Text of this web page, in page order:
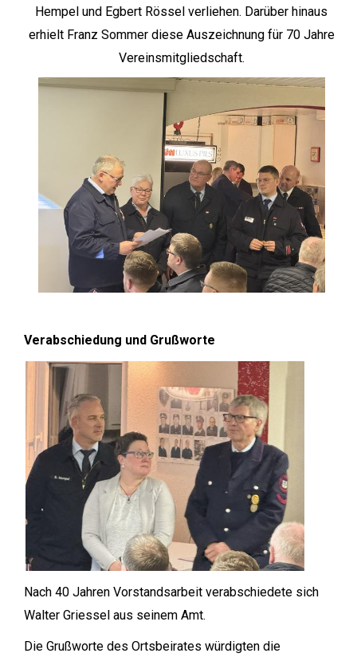
Hempel und Egbert Rössel verliehen. Darüber hinaus
erhielt Franz Sommer diese Auszeichnung für 70 Jahre
Vereinsmitgliedschaft.
Verabschiedung und Grußworte
Nach 40 Jahren Vorstandsarbeit verabschiedete sich
Walter Griessel aus seinem Amt.
Die Grußworte des Ortsbeirates würdigten die